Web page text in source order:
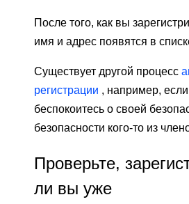
После того, как вы
имя и адрес появятся в
Существует другой процесс
регистрации , например,
беспокоитесь о своей
безопасности кого-то из
Проверьте,
ли вы уже